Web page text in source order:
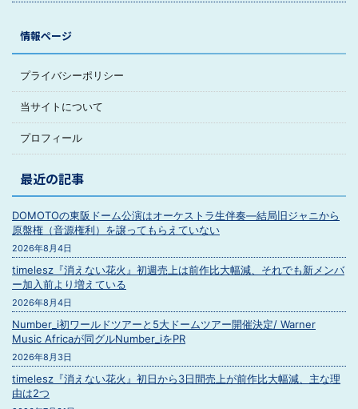
情報ページ
プライバシーポリシー
当サイトについて
プロフィール
最近の記事
DOMOTOの東阪ドーム公演はオーケストラ生伴奏―結局旧ジャニから
原盤権（音源権利）を譲ってもらえていない
2026年8月4日
timelesz『消えない花火』初週売上は前作比大幅減、それでも新メンバ
ー加入前より増えている
2026年8月4日
Number_i初ワールドツアーと5大ドームツアー開催決定/ Warner
Music Africaが同グルNumber_iをPR
2026年8月3日
timelesz『消えない花火』初日から3日間売上が前作比大幅減、主な理
由は2つ